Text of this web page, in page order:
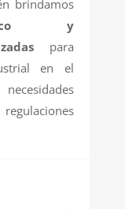
brindamos
y
para
en el